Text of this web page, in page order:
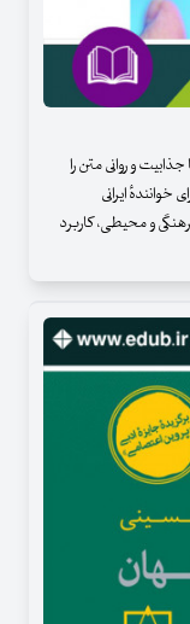
و روانی متن را
خوانندهٔ ایرانی
و محیطی، کاربرد